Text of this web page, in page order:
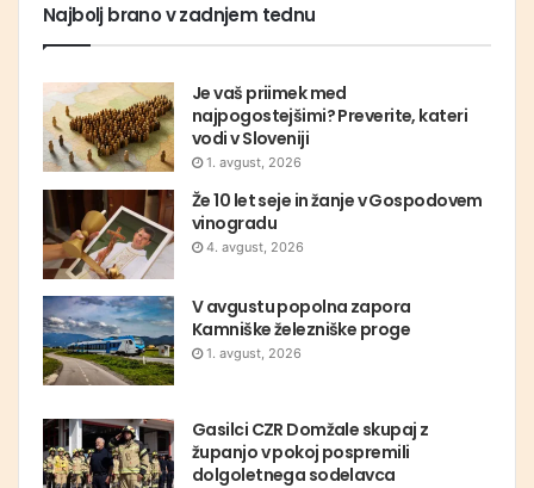
Najbolj brano v zadnjem tednu
Je vaš priimek med
najpogostejšimi? Preverite, kateri
vodi v Sloveniji
1. avgust, 2026
Že 10 let seje in žanje v Gospodovem
vinogradu
4. avgust, 2026
V avgustu popolna zapora
Kamniške železniške proge
1. avgust, 2026
Gasilci CZR Domžale skupaj z
županjo v pokoj pospremili
dolgoletnega sodelavca